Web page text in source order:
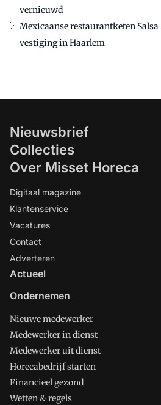
vernieuwd
Mexicaanse restaurantketen Salsa
vestiging in Haarlem
Nieuwsbrief
Collecties
Over Misset Horeca
Digitaal magazine
Klantenservice
Vacatures
Contact
Adverteren
Actueel
Ondernemen
Nieuwe medewerker
Medewerker in dienst
Medewerker uit dienst
Horecabedrijf starten
Financieel gezond
Wetten & regels